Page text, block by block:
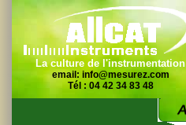
La culture de l'instrumentation
email: info@mesurez.com
Tél : 04 42 34 83 48